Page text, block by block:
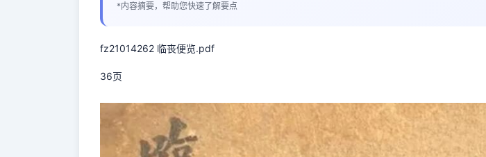
*内容摘要，帮助您快速了解要点
fz21014262 临丧便览.pdf
36页